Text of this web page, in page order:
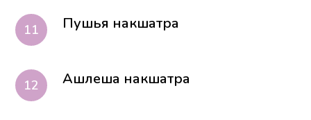
Пушья накшатра
Ашлеша накшатра